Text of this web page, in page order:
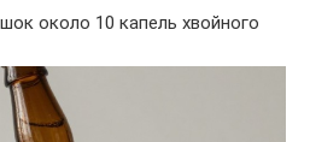
около 10 капель хвойного